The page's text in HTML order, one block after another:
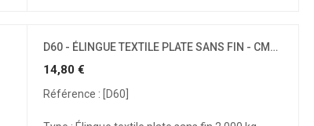
D60 - ÉLINGUE TEXTILE PLATE SANS FIN - CMU 2T
14,80€
Référence : [D60]